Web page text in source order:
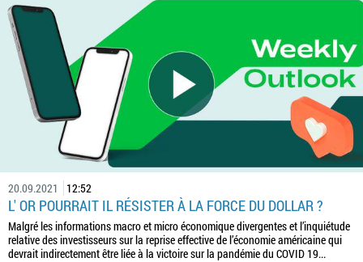
20.09.2021 12:52
L' OR POURRAIT IL RÉSISTER À LA FORCE DU DOLLAR ?
Malgré les informations macro et micro économique divergentes et l’inquiétude
relative des investisseurs sur la reprise effective de l’économie américaine qui
devrait indirectement être liée à la victoire sur la pandémie du COVID 19...